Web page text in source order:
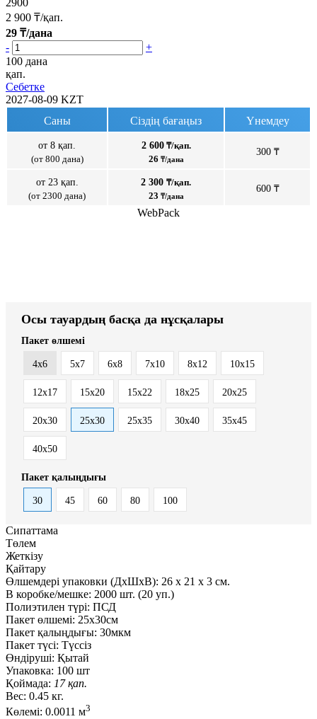
2 900 ₸/қап.
29 ₸/дана
-
+
100 дана
қап.
Себетке
2027-08-09 KZT
Саны
Сіздің бағаңыз Үнемдеу
от 8 қап.
(от 800 дана)
2 600₸/қап.
26 ₸/дана
300 ₸
от 23 қап.
(от 2300 дана)
2 300 ₸/қап.
23 ₸/дана
600 ₸
WebPack
Осы тауардың басқа да нұсқалары
Пакет өлшемі
4x6 5x7 6x8 7x10 8x12 10x15
12x17 15x20 15x22 18x25 20x25
20x30 25x30 25x35 30x40 35x45
40x50
Пакет қалыңдығы
30 45 60 80 100
Сипаттама
Төлем
Жеткізу
Қайтару
Өлшемдері упаковки (ДxШxВ): 26 x 21 x 3 см.
В коробке/мешке: 2000 шт. (20 уп.)
Полиэтилен түрі: ПСД
Пакет өлшемі: 25x30см
Пакет қалыңдығы: 30мкм
Пакет түсі: Түссіз
Өндіруші: Қытай
Упаковка: 100 шт
Қоймада: 17 қап.
Вес: 0.45 кг.
Көлемі: 0.0011 м3